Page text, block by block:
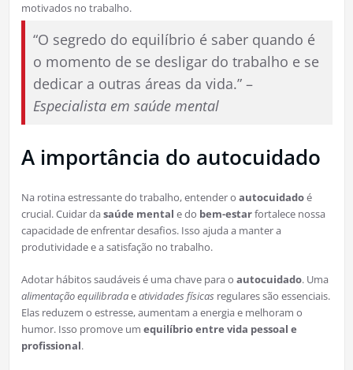
motivados no trabalho.
“O segredo do equilíbrio é saber quando é
o momento de se desligar do trabalho e se
dedicar a outras áreas da vida.” –
Especialista em saúde mental
A importância do autocuidado
Na rotina estressante do trabalho, entender o autocuidadoé
crucial. Cuidar dasaúde mental e do bem-estarfortalece nossa
capacidade de enfrentar desafios. Isso ajuda a manter a
produtividade e a satisfação no trabalho.
Adotar hábitos saudáveis é uma chave para o autocuidado. Uma
alimentação equilibradaeatividades físicas regulares são essenciais.
Elas reduzem o estresse, aumentam a energia e melhoram o
humor. Isso promove um equilíbrio entre vida pessoal e
profissional.